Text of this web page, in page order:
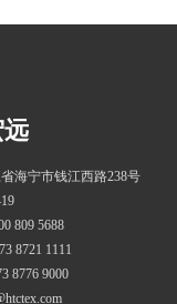
海宁市钱江西路238号
809 5688
8721 1111
8776 9000